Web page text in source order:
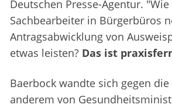
Deutschen Presse-Agentur.
Sachbearbeiter in Bürgerbüros
Antragsabwicklung von
etwas leisten? Das ist
Baerbock wandte sich gegen
anderem von